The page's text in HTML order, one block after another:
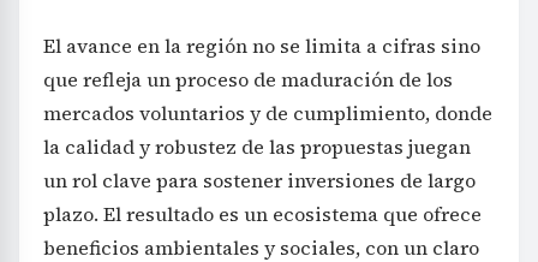
El avance en la región no se limita a cifras sino
que refleja un proceso de maduración de los
mercados voluntarios y de cumplimiento, donde
la calidad y robustez de las propuestas juegan
un rol clave para sostener inversiones de largo
plazo. El resultado es un ecosistema que ofrece
beneficios ambientales y sociales, con un claro